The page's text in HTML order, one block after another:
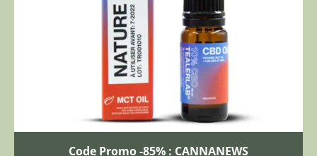
Code Promo -85% : CANNANEWS